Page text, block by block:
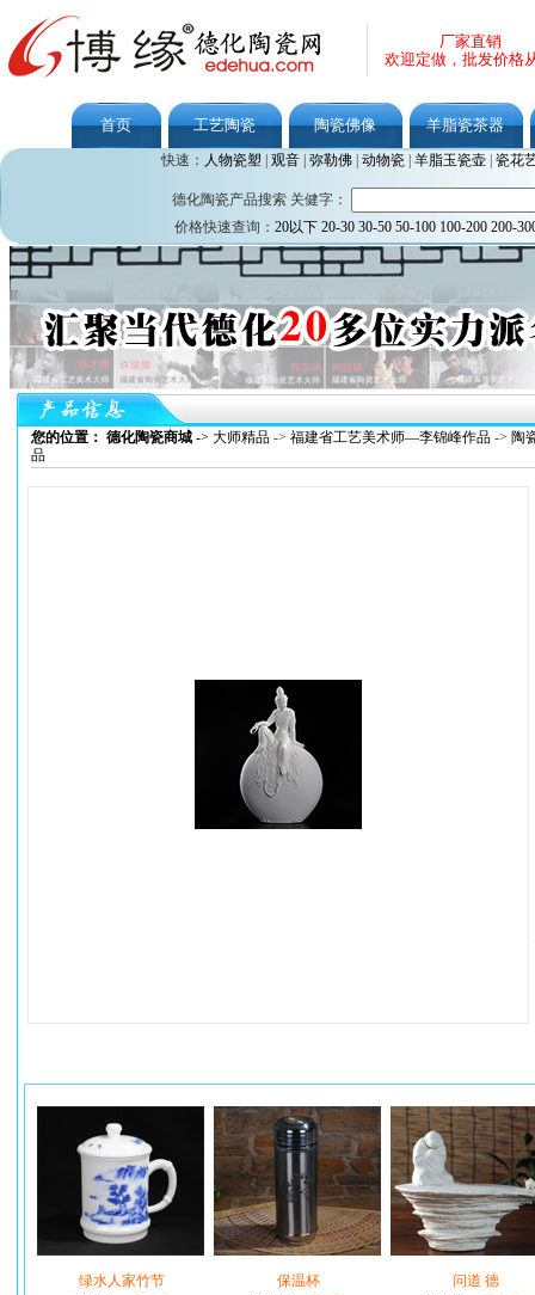
厂家直销
欢迎定做，批发价格
首页 工艺陶瓷 陶瓷佛像 羊脂瓷茶器
快速： 人物瓷塑 观音| 弥勒佛| 动物瓷| 羊脂玉瓷壶| 瓷花
德化陶瓷产品搜索 关健字：
价格快速查询： 20以下 20-30 30-50 50-100 100-200 200-
您的位置： 德化陶瓷商城 -> 大师精品 -> 福建省工艺美术师—李锦峰作品 -> 陶
品
绿水人家竹节
保温杯
问道 德